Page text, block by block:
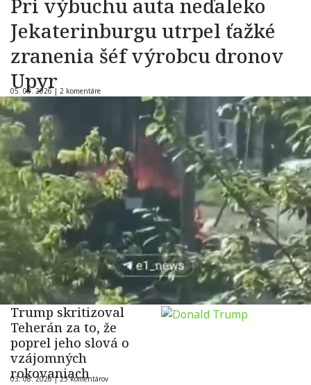
Pri výbuchu auta neďaleko
Jekaterinburgu utrpel ťažké
zranenia šéf výrobcu dronov
Upyr
05. 08. 2026 | 2 komentáre
Trump skritizoval
Teherán za to, že
poprel jeho slová o
vzájomných
rokovaniach
03. 08. 2026 |23 komentárov